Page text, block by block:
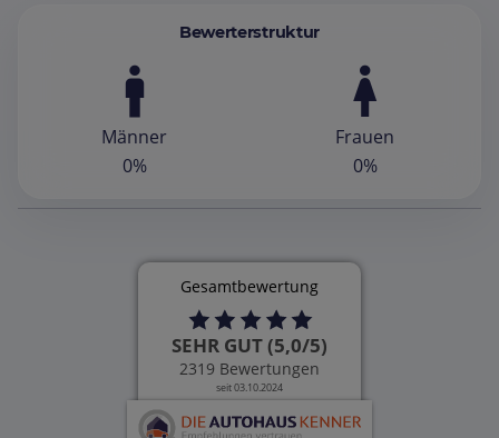
Bewerterstruktur
Männer
0%
Frauen
0%
Gesamtbewertung
SEHR GUT (5,0/5)
2319 Bewertungen
seit 03.10.2024